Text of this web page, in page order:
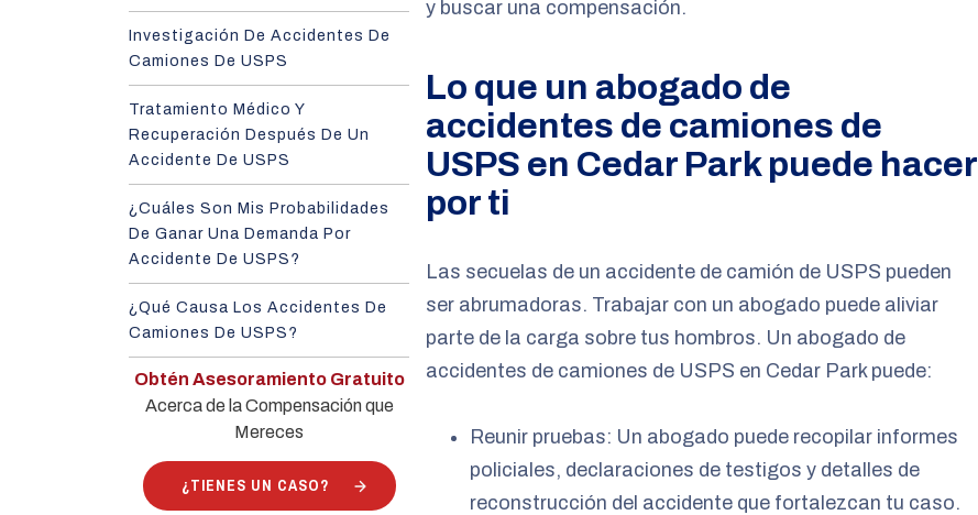
Investigación De Accidentes De
Camiones De USPS
Tratamiento Médico Y
Recuperación Después De Un
Accidente De USPS
¿Cuáles Son Mis Probabilidades
De Ganar Una Demanda Por
Accidente De USPS?
¿Qué Causa Los Accidentes De
Camiones De USPS?
Obtén Asesoramiento Gratuito
Acerca de la Compensación que
Mereces
¿TIENES UN CASO?
y buscar una compensación.
Lo que un abogado de
accidentes de camiones de
USPS en Cedar Park puede hacer
por ti
Las secuelas de un accidente de camión de USPS pueden
ser abrumadoras. Trabajar con un abogado puede aliviar
parte de la carga sobre tus hombros. Un abogado de
accidentes de camiones de USPS en Cedar Park puede:
Reunir pruebas: Un abogado puede recopilar informes
policiales, declaraciones de testigos y detalles de
reconstrucción del accidente que fortalezcan tu caso.